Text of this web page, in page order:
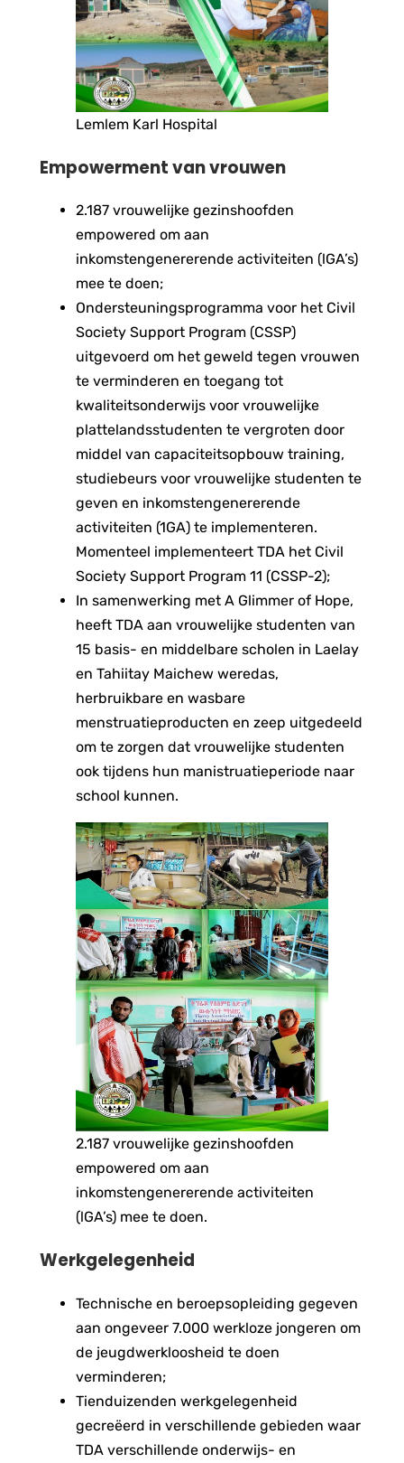
Lemlem Karl Hospital
Empowerment van vrouwen
2.187 vrouwelijke gezinshoofden
empowered om aan
inkomstengenererende activiteiten (lGA’s)
mee te doen;
Ondersteuningsprogramma voor het Civil
Society Support Program (CSSP)
uitgevoerd om het geweld tegen vrouwen
te verminderen en toegang tot
kwaliteitsonderwijs voor vrouwelijke
plattelandsstudenten te vergroten door
middel van capaciteitsopbouw training,
studiebeurs voor vrouwelijke studenten te
geven en inkomstengenererende
activiteiten (1GA) te implementeren.
Momenteel implementeert TDA het Civil
Society Support Program 11 (CSSP-2);
In samenwerking met A Glimmer of Hope,
heeft TDA aan vrouwelijke studenten van
15 basis- en middelbare scholen in Laelay
en Tahiitay Maichew weredas,
herbruikbare en wasbare
menstruatieproducten en zeep uitgedeeld
om te zorgen dat vrouwelijke studenten
ook tijdens hun manistruatieperiode naar
school kunnen.
2.187 vrouwelijke gezinshoofden
empowered om aan
inkomstengenererende activiteiten
(lGA’s) mee te doen.
Werkgelegenheid
Technische en beroepsopleiding gegeven
aan ongeveer 7.000 werkloze jongeren om
de jeugdwerkloosheid te doen
verminderen;
Tienduizenden werkgelegenheid
gecreëerd in verschillende gebieden waar
TDA verschillende onderwijs- en